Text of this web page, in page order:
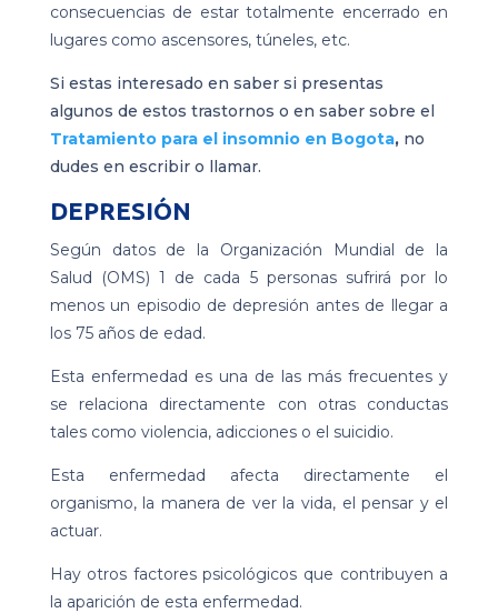
consecuencias de estar totalmente encerrado en
lugares como ascensores, túneles, etc.
Si estas interesado en saber si presentas
algunos de estos trastornos o en saber sobre el
Tratamiento para el insomnio en Bogota, no
dudes en escribir o llamar.
DEPRESIÓN
Según datos de la Organización Mundial de la
Salud (OMS) 1 de cada 5 personas sufrirá por lo
menos un episodio de depresión antes de llegar a
los 75 años de edad.
Esta enfermedad es una de las más frecuentes y
se relaciona directamente con otras conductas
tales como violencia, adicciones o el suicidio.
Esta enfermedad afecta directamente el
organismo, la manera de ver la vida, el pensar y el
actuar.
Hay otros factores psicológicos que contribuyen a
la aparición de esta enfermedad.